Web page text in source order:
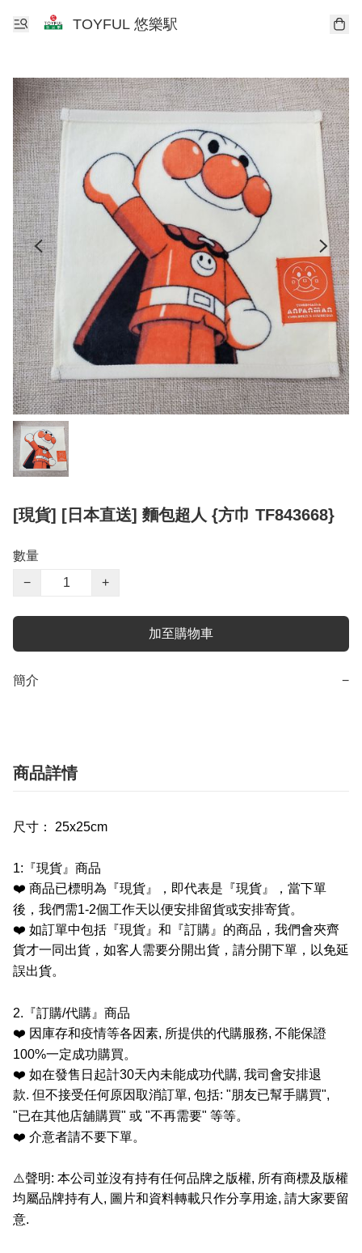
TOYFUL 悠樂駅
[現貨] [日本直送] 麵包超人 {方巾 TF843668}
數量
−
+
加至購物車
簡介 −
商品詳情
尺寸： 25x25cm
1: 『現貨』商品
❤️ 商品已標明為『現貨』，即代表是『現貨』，當下單
後，我們需1-2個工作天以便安排留貨或安排寄貨。
❤️ 如訂單中包括『現貨』和『訂購』的商品，我們會夾齊
貨才一同出貨，如客人需要分開出貨，請分開下單，以免延
誤出貨。
2. 『訂購/代購』商品
❤️ 因庫存和疫情等各因素, 所提供的代購服務, 不能保證
100%一定成功購買。
❤️ 如在發售日起計30天內未能成功代購, 我司會安排退
款. 但不接受任何原因取消訂單, 包括: "朋友已幫手購買",
"已在其他店舖購買" 或 "不再需要" 等等。
❤️ 介意者請不要下單。
⚠️聲明: 本公司並沒有持有任何品牌之版權, 所有商標及版權
均屬品牌持有人 , 圖片和資料轉載只作分享用途, 請大家要留
意.